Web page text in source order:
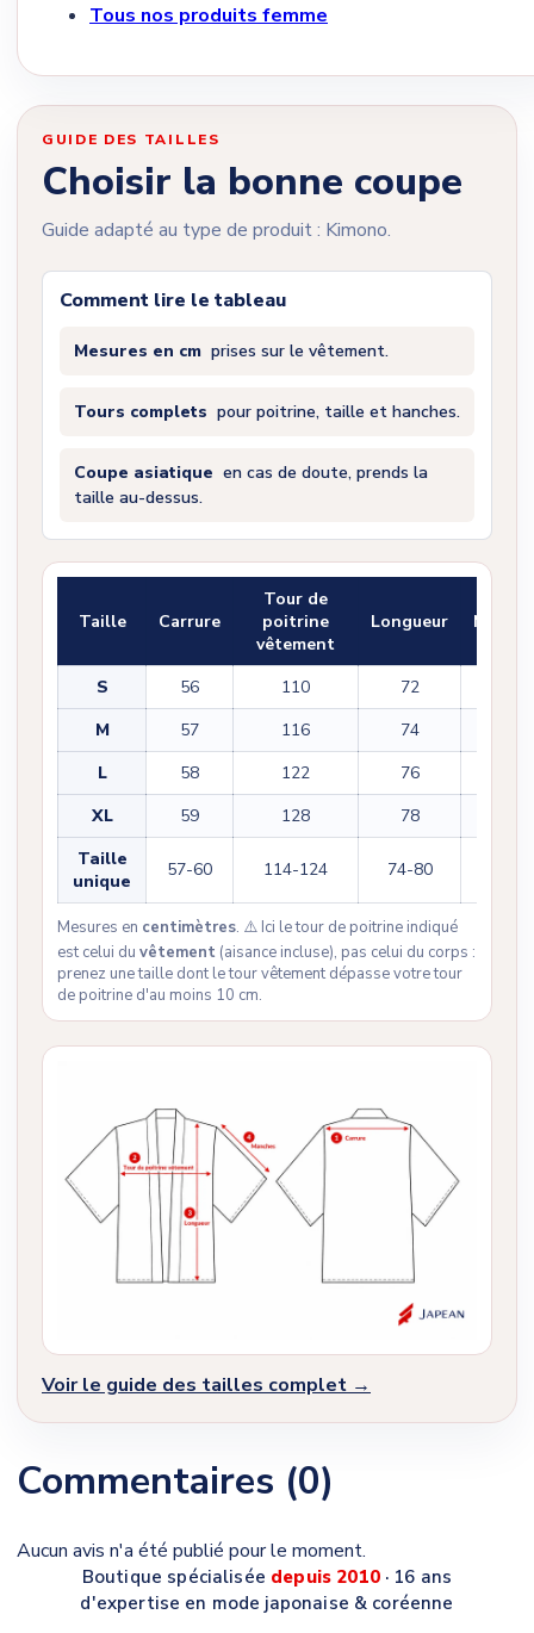
Tous nos produits femme
GUIDE DES TAILLES
Choisir la bonne coupe
Guide adapté au type de produit : Kimono.
Comment lire le tableau
Mesures en cm prises sur le vêtement.
Tours complets pour poitrine, taille et hanches.
Coupe asiatique en cas de doute, prends la
taille au-dessus.
Taille Carrure
Tour de
poitrine
vêtement
Longueur
S 56 110 72
M
57 116 74
L
58 122 76
XL
59 128 78
Taille
unique
57-60 114-124 74-80
Mesures en centimètres. ⚠️ Ici le tour de poitrine indiqué
est celui du vêtement (aisance incluse), pas celui du corps :
prenez une taille dont le tour vêtement dépasse votre tour
de poitrine d'au moins 10 cm.
Voir le guide des tailles complet →
Commentaires (0)
Aucun avis n'a été publié pour le moment.
Boutique spécialisée depuis 2010· 16 ans
d'expertise en mode japonaise & coréenne